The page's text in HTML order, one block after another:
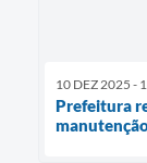
10 DEZ 2025 -
Prefeitura